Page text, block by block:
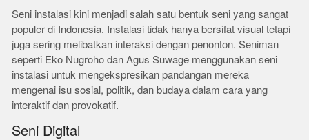
Seni instalasi kini menjadi salah satu bentuk seni yang sangat
populer di Indonesia. Instalasi tidak hanya bersifat visual tetapi
juga sering melibatkan interaksi dengan penonton. Seniman
seperti Eko Nugroho dan Agus Suwage menggunakan seni
instalasi untuk mengekspresikan pandangan mereka
mengenai isu sosial, politik, dan budaya dalam cara yang
interaktif dan provokatif.
Seni Digital